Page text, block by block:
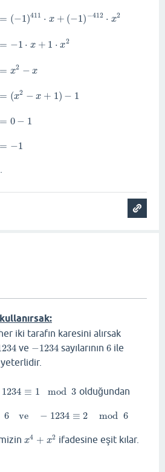
= (−1 )411 ⋅ x + (−1 ) −412 ⋅ x2
= −1 ⋅ x + 1 ⋅ x2
= x2 − x
= (x2 − x + 1) − 1
= 0 − 1
= −1
iki tarafın karesini alırsak
ve −1234
−1234 sayılarının6
6 ile
yeterlidir.
1234 ≡ 1 mod 3
1234 ≡1 mod3 olduğundan
6 ve − 1234 ≡ 2 mod 6
6 ve − 1234≡2 mod 6
x4 + x2
x4 +x 2 ifadesine eşit kılar.